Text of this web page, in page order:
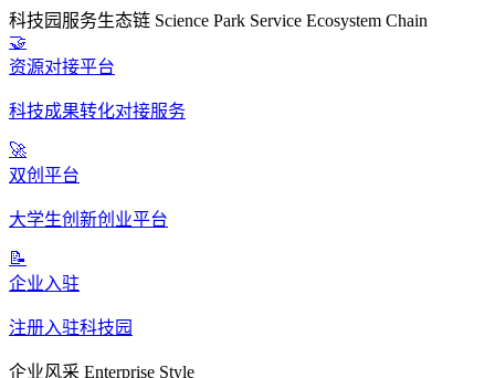
科技园服务生态链 Science Park Service Ecosystem Chain
🤝
资源对接平台
科技成果转化对接服务
🚀
双创平台
大学生创新创业平台
📝
企业入驻
注册入驻科技园
企业风采 Enterprise Style